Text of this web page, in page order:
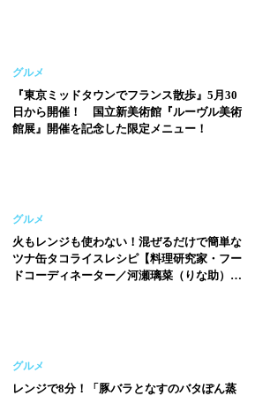
グルメ
『東京ミッドタウンでフランス散歩』5月30
日から開催！ 国立新美術館『ルーヴル美術
館展』開催を記念した限定メニュー！
グルメ
火もレンジも使わない！混ぜるだけで簡単な
ツナ缶タコライスレシピ【料理研究家・フー
ドコーディネーター／河瀬璃菜（りな助）さ
グルメ
レンジで8分！「豚バラとなすのバタぽん蒸